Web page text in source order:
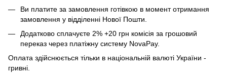
Ви платите за замовлення готівкою в момент отримання
замовлення у відділенні Нової Пошти.
Додатково сплачуєте 2% +20 грн комісія за грошовий
переказ через платіжну систему NovaPay.
Оплата здійснюється тільки в національній валюті України -
гривні.